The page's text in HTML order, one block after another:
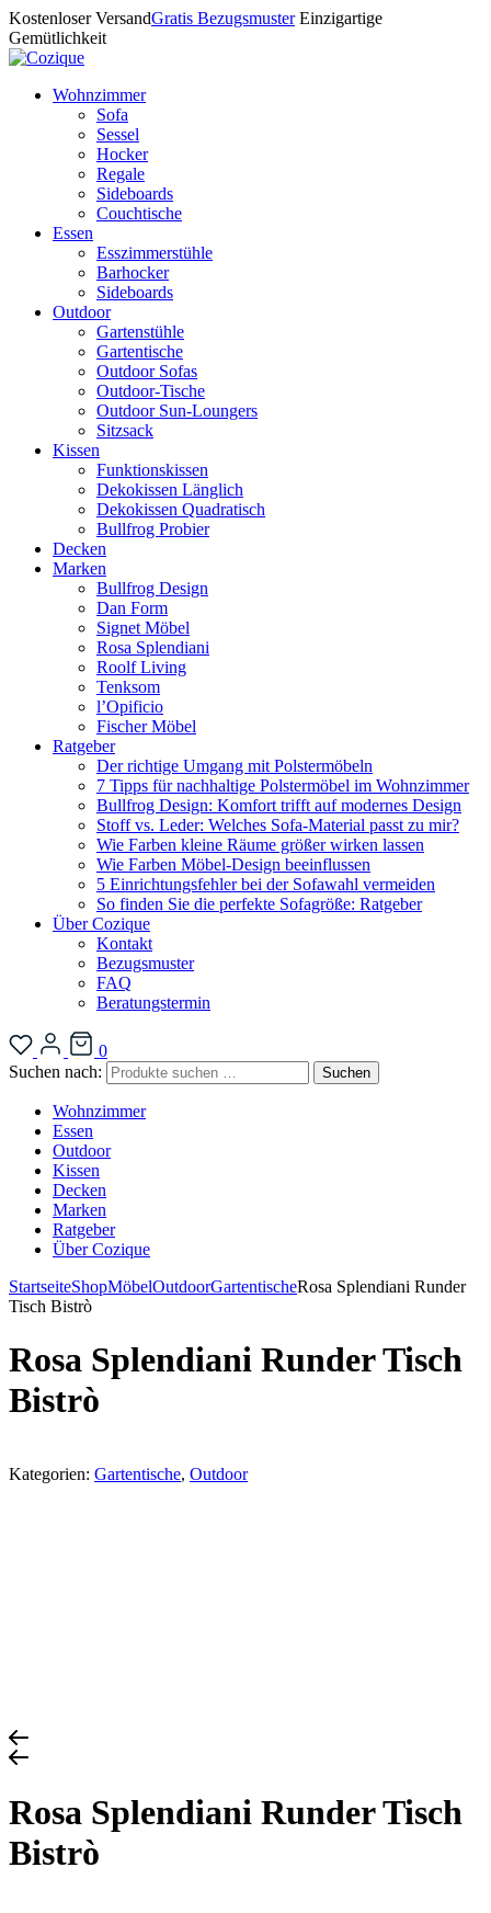
Kostenloser VersandGratis Bezugsmuster Einzigartige
Gemütlichkeit
Wohnzimmer
Sofa
Sessel
Hocker
Regale
Sideboards
Couchtische
Essen
Esszimmerstühle
Barhocker
Sideboards
Outdoor
Gartenstühle
Gartentische
Outdoor Sofas
Outdoor-Tische
Outdoor Sun-Loungers
Sitzsack
Kissen
Funktionskissen
Dekokissen Länglich
Dekokissen Quadratisch
Bullfrog Probier
Decken
Marken
Bullfrog Design
Dan Form
Signet Möbel
Rosa Splendiani
Roolf Living
Tenksom
l’Opificio
Fischer Möbel
Ratgeber
Der richtige Umgang mit Polstermöbeln
7 Tipps für nachhaltige Polstermöbel im Wohnzimmer
Bullfrog Design: Komfort trifft auf modernes Design
Stoff vs. Leder: Welches Sofa-Material passt zu mir?
Wie Farben kleine Räume größer wirken lassen
Wie Farben Möbel-Design beeinflussen
5 Einrichtungsfehler bei der Sofawahl vermeiden
So finden Sie die perfekte Sofagröße: Ratgeber
Über Cozique
Kontakt
Bezugsmuster
FAQ
Beratungstermin
0
Suchen nach:
Suchen
Wohnzimmer
Essen
Outdoor
Kissen
Decken
Marken
Ratgeber
Über Cozique
StartseiteShopMöbelOutdoorGartentischeRosa Splendiani Runder
Tisch Bistrò
Rosa Splendiani Runder Tisch
Bistrò
Kategorien: Gartentische, Outdoor
Rosa Splendiani Runder Tisch
Bistrò